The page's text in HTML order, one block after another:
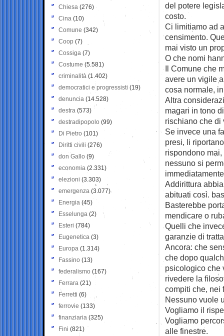
del potere
costo.
Ci limitiamo ad
censimento.
mai visto un
O che nomi
Il Comune che
avere un vigile
cosa normale,
Altra
magari in tono
rischiano che di
Se invece una
presi, li
rispondono
nessuno si
Addirittura
abituati così.
Basterebbe
mendicare o
Quelli che
garanzie di
Ancora: che
che dopo
psicologico che
rivedere la
compiti che, nei
Nessuno vuole
Vogliamo il
Vogliamo
alle finestre.
Chiesa (276)
Cina (10)
Comune (342)
Coop (7)
Cossiga (7)
Costume (5.581)
criminalità (1.402)
democratici e progressisti (19)
denuncia (14.528)
destra (573)
destradipopolo (99)
Di Pietro (101)
Diritti civili (276)
don Gallo (9)
economia (2.331)
elezioni (3.303)
emergenza (3.077)
Energia (45)
Esselunga (2)
Esteri (784)
Eugenetica (3)
Europa (1.314)
Fassino (13)
federalismo (167)
Ferrara (21)
Ferretti (6)
ferrovie (133)
finanziaria (325)
Fini (821)